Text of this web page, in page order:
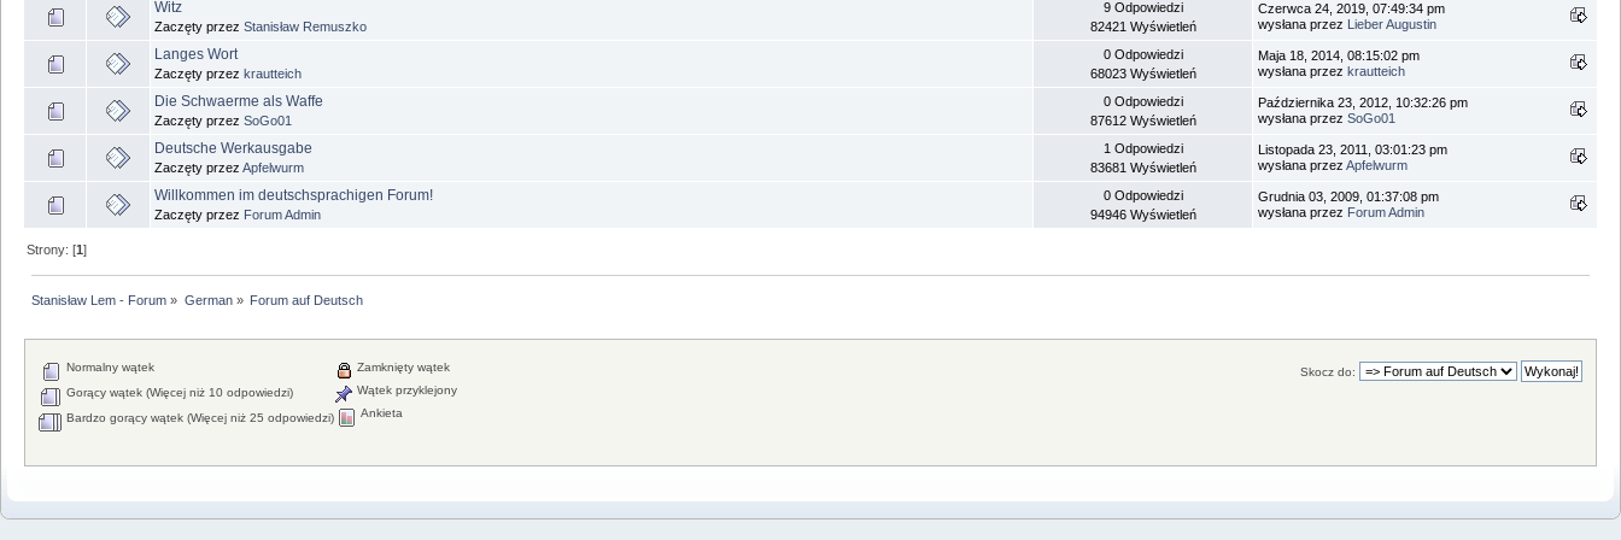
Witz
Zaczęty przez Stanisław Remuszko
9 Odpowiedzi
82421 Wyświetleń
Czerwca 24, 2019, 07:49:34 pm
wysłana przez Lieber Augustin
Langes Wort
Zaczęty przez krautteich
0 Odpowiedzi
68023 Wyświetleń
Maja 18, 2014, 08:15:02 pm
wysłana przez krautteich
Die Schwaerme als Waffe
Zaczęty przez SoGo01
0 Odpowiedzi
87612 Wyświetleń
Października 23, 2012, 10:32:26 pm
wysłana przez SoGo01
Deutsche Werkausgabe
Zaczęty przez Apfelwurm
1 Odpowiedzi
83681 Wyświetleń
Listopada 23, 2011, 03:01:23 pm
wysłana przez Apfelwurm
Willkommen im deutschsprachigen Forum!
Zaczęty przez Forum Admin
0 Odpowiedzi
94946 Wyświetleń
Grudnia 03, 2009, 01:37:08 pm
wysłana przez Forum Admin
Strony: [1]
Stanisław Lem - Forum » German» Forum auf Deutsch
Skocz do:
Normalny wątek
Gorący wątek (Więcej niż 10 odpowiedzi)
Bardzo gorący wątek (Więcej niż 25 odpowiedzi)
Zamknięty wątek
Wątek przyklejony
Ankieta